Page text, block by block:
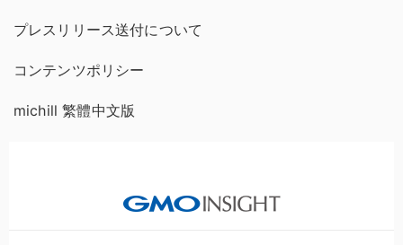
プレスリリース送付について
コンテンツポリシー
michill 繁體中文版